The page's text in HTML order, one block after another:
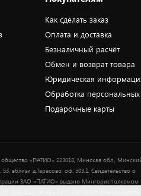
Как сделать заказ
Оплата и доставка
Безналичный расчёт
Обмен и возврат товара
Юридическая
Обработка
Подарочные карты
«ПАТИО» 223018, Минская обл.,
вблизи д.Тарасово, оф. 503.1. Свидетельство о
ЗАО «ПАТИО» выдано Мингорисполкомом